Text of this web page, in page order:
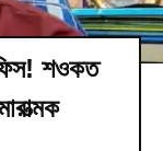
শওকত